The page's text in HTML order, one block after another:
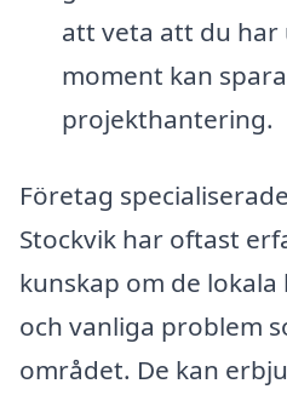
att veta att du
moment kan
projekthantering.
Företag
Stockvik har oftast
kunskap om de
och vanliga problem
området. De kan